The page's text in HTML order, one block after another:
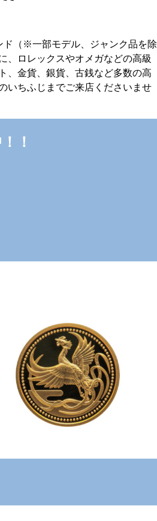
ド（※一部モデル、ジャンク品を除
、ロレックスやオメガなどの高級
、金貨、銀貨、古銭など多数の高
いちふじまでご来店くださいませ
中！！